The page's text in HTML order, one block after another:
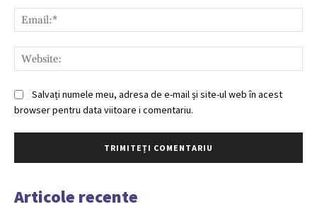
Salvați numele meu, adresa de e-mail și site-ul web în acest
browser pentru data viitoare i comentariu.
Articole recente